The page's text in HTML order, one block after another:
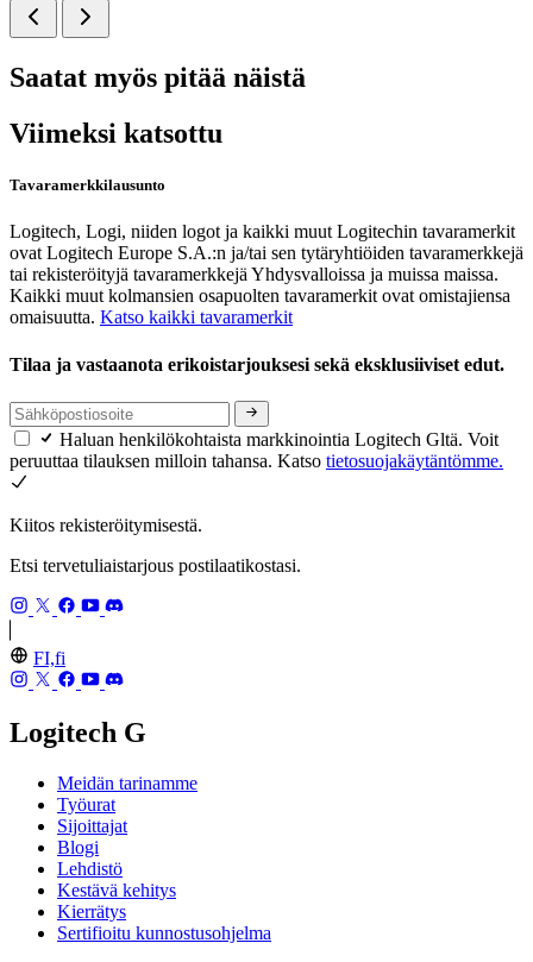
Saatat myös pitää näistä
Viimeksi katsottu
Tavaramerkkilausunto
Logitech, Logi, niiden logot ja kaikki muut Logitechin tavaramerkit
ovat Logitech Europe S.A.:n ja/tai sen tytäryhtiöiden tavaramerkkejä
tai rekisteröityjä tavaramerkkejä Yhdysvalloissa ja muissa maissa.
Kaikki muut kolmansien osapuolten tavaramerkit ovat omistajiensa
omaisuutta. Katso kaikki tavaramerkit
Tilaa ja vastaanota erikoistarjouksesi sekä eksklusiiviset edut.
Haluan henkilökohtaista markkinointia Logitech Gltä. Voit
peruuttaa tilauksen milloin tahansa. Katso tietosuojakäytäntömme.
Kiitos rekisteröitymisestä.
Etsi tervetuliaistarjous postilaatikostasi.
FI,fi
Logitech G
Meidän tarinamme
Työurat
Sijoittajat
Blogi
Lehdistö
Kestävä kehitys
Kierrätys
Sertifioitu kunnostusohjelma